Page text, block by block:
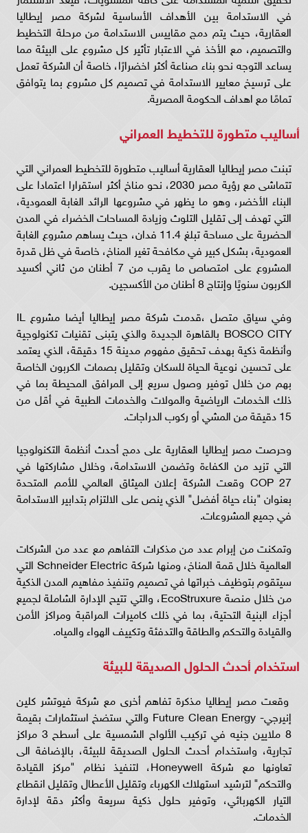
في الاستدامة بين الأهداف الأساسية لشركة مصر إيطاليا
العقارية، حيث يتم دمج مقاييس الاستدامة من مرحلة التخطيط
والتصميم، مع الأخذ في الاعتبار تأثير كل مشروع على البيئة مما
يساعد التوجه نحو بناء صناعة أكثر اخضرارًا، خاصة أن الشركة تعمل
على ترسيخ معايير الاستدامة في تصميم كل مشروع بما يتوافق
تمامًا مع اهداف الحكومة المصرية.
أساليب متطورة للتخطيط العمراني
تبنت مصر إيطاليا العقارية أساليب متطورة للتخطيط العمراني التي
تتماشى مع رؤية مصر 2030، نحو مناخ أكثر استقرارا اعتمادا على
البناء الأخضر، وهو ما يظهر في مشروعها الرائد الغابة العمودية،
التي تهدف إلى تقليل التلوث وزيادة المساحات الخضراء في المدن
الحضرية على مساحة تبلغ 11.4 فدان، حيث يساهم مشروع الغابة
العمودية، بشكل كبير في مكافحة تغير المناخ، خاصة في ظل قدرة
المشروع على امتصاص ما يقرب من 7 أطنان من ثاني أكسيد
الكربون سنويًا وإنتاج 8 أطنان من الأكسجين.
وفي سياق متصل ،قدمت شركة مصر إيطاليا أيضا مشروع IL
BOSCO CITY بالقاهرة الجديدة والذي يتبنى تقنيات تكنولوجية
وأنظمة ذكية بهدف تحقيق مفهوم مدينة 15 دقيقة، الذي يعتمد
على تحسين نوعية الحياة للسكان وتقليل بصمات الكربون الخاصة
بهم من خلال توفير وصول سريع إلى المرافق المحيطة بما في
ذلك الخدمات الرياضية والمولات والخدمات الطبية في أقل من
15 دقيقة من المشي أو ركوب الدراجات.
وحرصت مصر إيطاليا العقارية على دمج أحدث أنظمة التكنولوجيا
التي تزيد من الكفاءة وتضمن الاستدامة، وخلال مشاركتها في
COP 27 وقعت الشركة إعلان الميثاق العالمي للأمم المتحدة
بعنوان "بناء حياة أفضل" الذي ينص على الالتزام بتدابير الاستدامة
في جميع المشروعات.
وتمكنت من إبرام عدد من مذكرات التفاهم مع عدد من الشركات
العالمية خلال قمة المناخ، ومنها شركة Schneider Electric التي
سيتقوم بتوظيف خبراتها في تصميم وتنفيذ مفاهيم المدن الذكية
من خلال منصة EcoStruxure، والتي تتيح الإدارة الشاملة لجميع
أجزاء البنية التحتية، بما في ذلك كاميرات المراقبة ومراكز الأمن
والقيادة والتحكم والطاقة والتدفئة وتكييف الهواء والمياه.
استخدام أحدث الحلول الصديقة للبيئة
وقعت مصر إيطاليا مذكرة تفاهم أخرى مع شركة فيوتشر كلين
إنيرجي- Future Clean Energy والتي ستضخ استثمارات بقيمة
8 ملايين جنيه في تركيب الألواح الشمسية على أسطح 3 مراكز
تجارية، واستخدام أحدث الحلول الصديقة للبيئة، بالإضافة الى
تعاونها مع شركة Honeywell، لتنفيذ نظام "مركز القيادة
والتحكم" لترشيد استهلاك الكهرباء وتقليل الأعطال وتقليل انقطاع
التيار الكهربائي، وتوفير حلول ذكية سريعة وأكثر دقة لإدارة
الخدمات.